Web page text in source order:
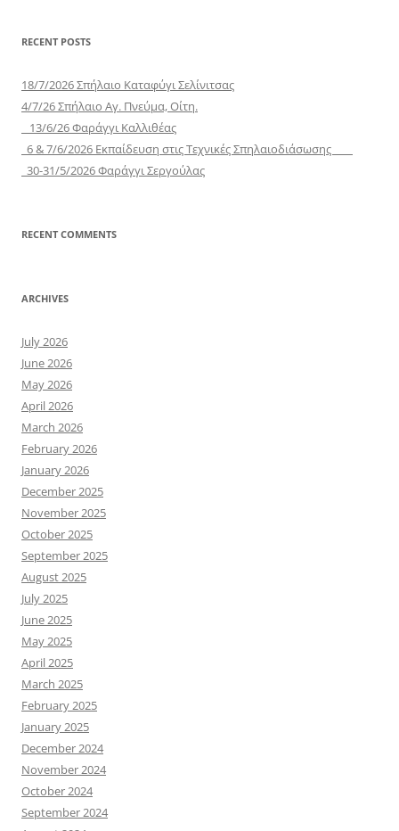
RECENT POSTS
18/7/2026 Σπήλαιο Καταφύγι Σελίνιτσας
4/7/26 Σπήλαιο Αγ. Πνεύμα, Οίτη.
13/6/26 Φαράγγι Καλλιθέας
6 & 7/6/2026 Εκπαίδευση στις Τεχνικές Σπηλαιοδιάσωσης
30-31/5/2026 Φαράγγι Σεργούλας
RECENT COMMENTS
ARCHIVES
July 2026
June 2026
May 2026
April 2026
March 2026
February 2026
January 2026
December 2025
November 2025
October 2025
September 2025
August 2025
July 2025
June 2025
May 2025
April 2025
March 2025
February 2025
January 2025
December 2024
November 2024
October 2024
September 2024